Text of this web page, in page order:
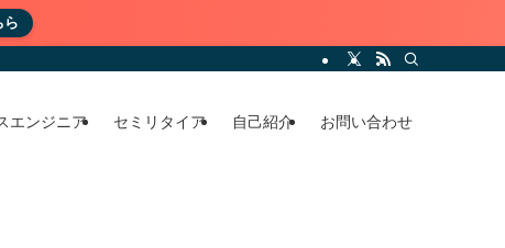
ら
エンジニア セミリタイア 自己紹介 お問い合わせ